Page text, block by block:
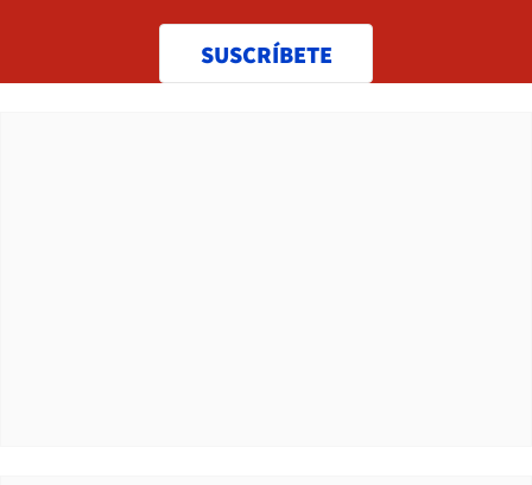
SUSCRÍBETE